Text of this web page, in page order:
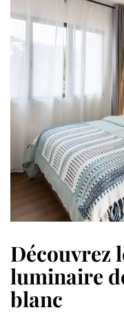
Découvrez
luminaire
blanc